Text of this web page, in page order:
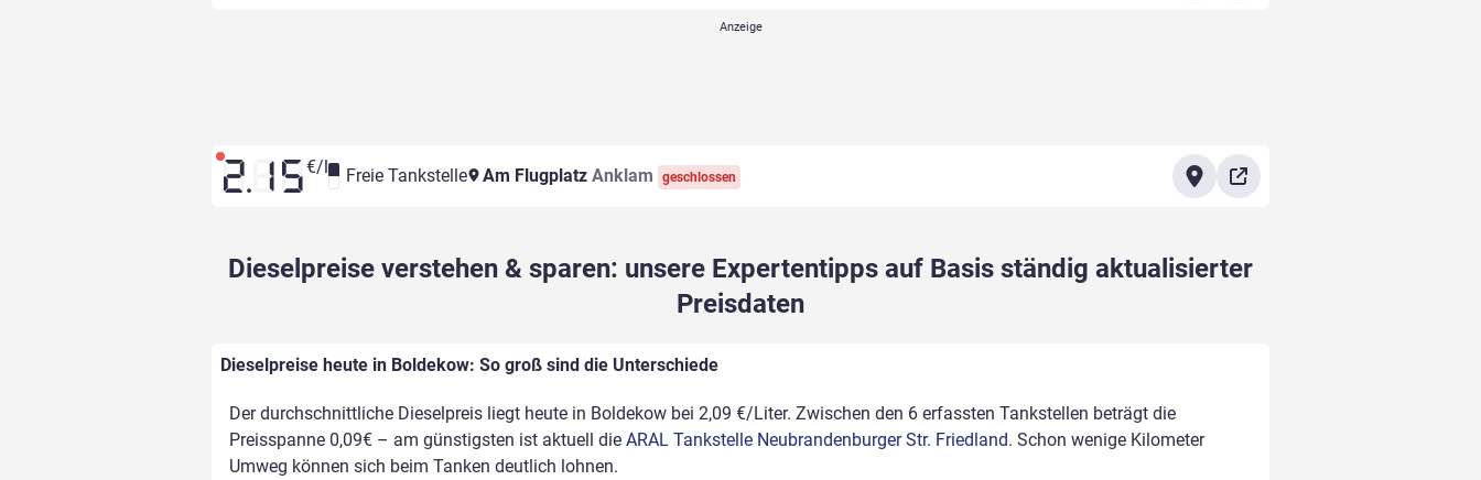
2.15€/l Freie Tankstelle Am Flugplatz Anklam geschlossen
Dieselpreise verstehen & sparen: unsere Expertentipps auf Basis ständig aktualisierter
Preisdaten
Dieselpreise heute in Boldekow: So groß sind die Unterschiede
Der durchschnittliche Dieselpreis liegt heute in Boldekow bei 2,09 €/Liter. Zwischen den 6 erfassten Tankstellen beträgt die
Preisspanne 0,09€ – am günstigsten ist aktuell die ARAL Tankstelle Neubrandenburger Str. Friedland. Schon wenige Kilometer
Umweg können sich beim Tanken deutlich lohnen.